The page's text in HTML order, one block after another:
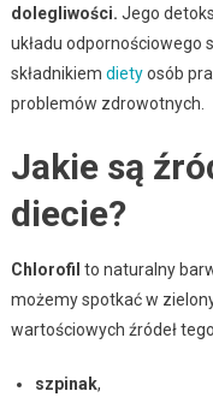
dolegliwości. Jego
układu odpornościowego
składnikiem dietyosób
problemów zdrowotnych.
Jakie są
diecie?
Chlorofil to naturalny
możemy spotkać w
wartościowych źródeł
szpinak,